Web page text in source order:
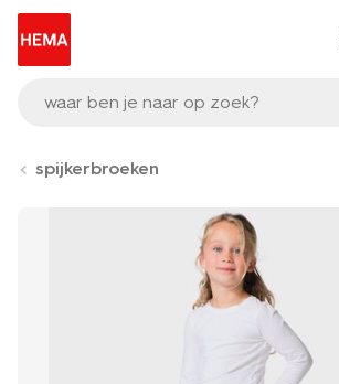
waar ben je naar op zoek?
spijkerbroeken